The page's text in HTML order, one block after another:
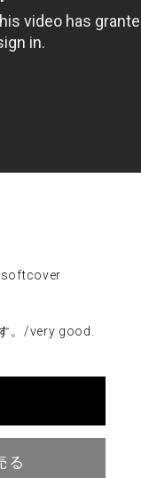
softcover
。/very good.
る